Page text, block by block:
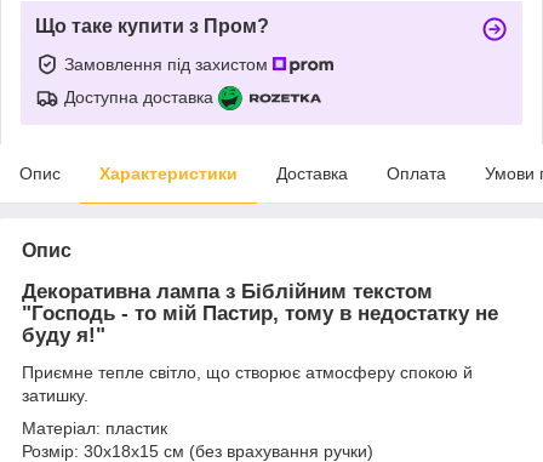
Що таке купити з Пром?
Замовлення під захистом
Доступна доставка
Опис Характеристики Доставка Оплата Умови
Опис
Декоративна лампа з Біблійним текстом
"Господь - то мій Пастир, тому в недостатку не
буду я!"
Приємне тепле світло, що створює атмосферу спокою й
затишку.
Матеріал: пластик
Розмір: 30х18х15 см (без врахування ручки)